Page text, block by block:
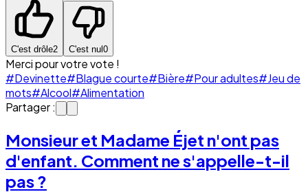
C'est drôle2 C'est nul0
Merci pour votre vote !
#Devinette#Blague courte#Bière#Pour adultes#Jeu de
mots#Alcool#Alimentation
Partager :
Monsieur et Madame Éjet n'ont pas
d'enfant. Comment ne s'appelle-t-il
pas ?